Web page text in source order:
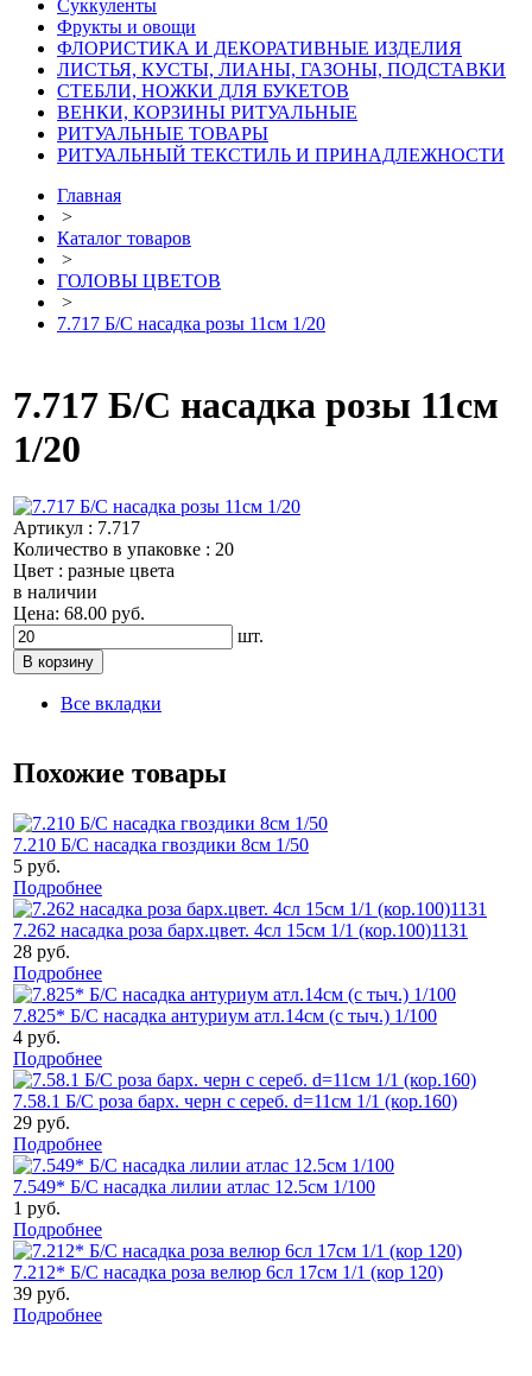
Суккуленты
Фрукты и овощи
ФЛОРИСТИКА И ДЕКОРАТИВНЫЕ ИЗДЕЛИЯ
ЛИСТЬЯ, КУСТЫ, ЛИАНЫ, ГАЗОНЫ, ПОДСТАВКИ
СТЕБЛИ, НОЖКИ ДЛЯ БУКЕТОВ
ВЕНКИ, КОРЗИНЫ РИТУАЛЬНЫЕ
РИТУАЛЬНЫЕ ТОВАРЫ
РИТУАЛЬНЫЙ ТЕКСТИЛЬ И ПРИНАДЛЕЖНОСТИ
Главная
>
Каталог товаров
>
ГОЛОВЫ ЦВЕТОВ
>
7.717 Б/С насадка розы 11см 1/20
7.717 Б/С насадка розы 11см
1/20
Артикул : 7.717
Количество в упаковке : 20
Цвет : разные цвета
в наличии
Цена: 68.00 руб.
шт.
Все вкладки
Похожие товары
7.210 Б/С насадка гвоздики 8см 1/50
5 руб.
Подробнее
7.262 насадка роза барх.цвет. 4сл 15см 1/1 (кор.100)1131
28 руб.
Подробнее
7.825* Б/С насадка антуриум атл.14см (с тыч.) 1/100
4 руб.
Подробнее
7.58.1 Б/С роза барх. черн с сереб. d=11см 1/1 (кор.160)
29 руб.
Подробнее
7.549* Б/С насадка лилии атлас 12.5см 1/100
1 руб.
Подробнее
7.212* Б/С насадка роза велюр 6сл 17см 1/1 (кор 120)
39 руб.
Подробнее